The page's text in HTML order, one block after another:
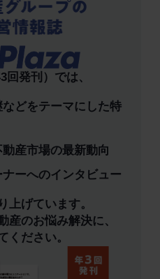
回発刊）では、
どをテーマにした特
産市場の最新動向
ーへのインタビュー
上げています。
産のお悩み解決に、
ください。